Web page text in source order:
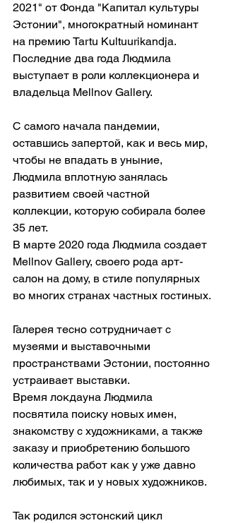
2021" от Фонда "Капитал культуры
Эстонии", многократный номинант
на премию Tartu Kultuurikandja.
Последние два года Людмила
выступает в роли коллекционера и
владельца Mellnov Gallery.
С самого начала пандемии,
оставшись запертой, как и весь мир,
чтобы не впадать в уныние,
Людмила вплотную занялась
развитием своей частной
коллекции, которую собирала более
35 лет.
В марте 2020 года Людмила создает
Mellnov Gallery, своего рода арт-
салон на дому, в стиле популярных
во многих странах частных гостиных.
Галерея тесно сотрудничает с
музеями и выставочными
пространствами Эстонии, постоянно
устраивает выставки.
Время локдауна Людмила
посвятила поиску новых имен,
знакомству с художниками, а также
заказу и приобретению большого
количества работ как у уже давно
любимых, так и у новых художников.
Так родился эстонский цикл